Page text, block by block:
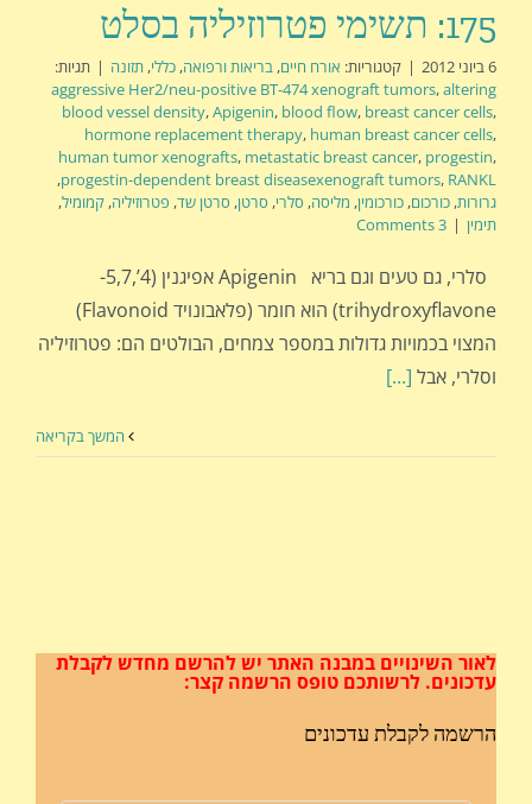
175: תשימי פטרוזיליה בסלט
6 ביוני 2012 | קטגוריות: אורח חיים, בריאות ורפואה, כללי, תזונה | תגיות:
aggressive Her2/neu-positive BT-474 xenograft tumors,altering
blood vessel density,Apigenin, blood flow, breast cancer cells,
hormone replacement therapy, human breast cancer cells,
human tumor xenografts, metastatic breast cancer, progestin,
progestin-dependent breast diseasexenograft tumors, RANKL
,
גרורות, כורכום, כורכומין, מליסה, סלרי, סרטן, סרטן שד, פטרוזיליה, קמומיל,
תימין |
3 Comments
סלרי, גם טעים וגם בריא Apigenin אפיגנין (4’,5,7-
trihydroxyflavone) הוא חומר (פלאבונויד Flavonoid)
המצוי בכמויות גדולות במספר צמחים, הבולטים הם: פטרוזיליה
וסלרי, אבל [...]
המשך בקריאה
לאור השינויים במבנה האתריש להרשם מחדש לקבלת
עדכונים. לרשותכם טופס הרשמה קצר:
הרשמה לקבלת עדכונים